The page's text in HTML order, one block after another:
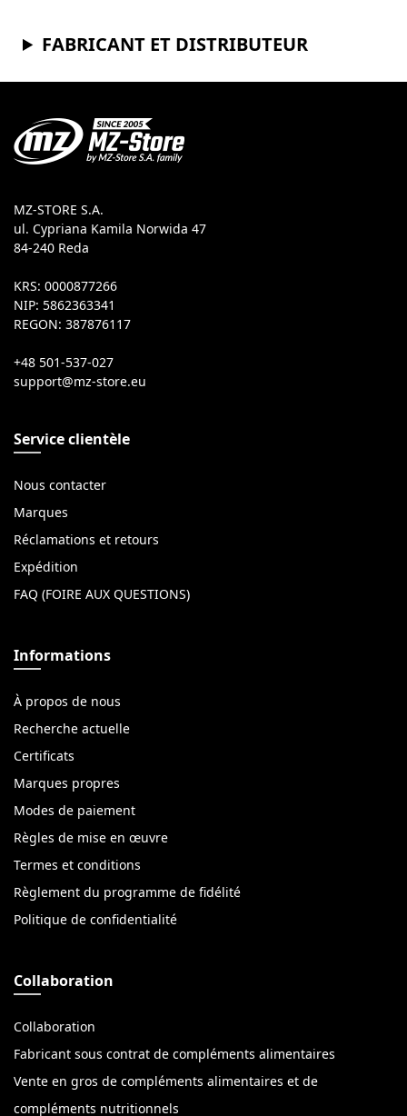
FABRICANT ET DISTRIBUTEUR
MZ-STORE S.A.
ul. Cypriana Kamila Norwida 47
84-240 Reda
KRS: 0000877266
NIP: 5862363341
REGON: 387876117
+48 501-537-027
Service clientèle
Nous contacter
Marques
Réclamations et retours
Expédition
FAQ (FOIRE AUX QUESTIONS)
Informations
À propos de nous
Recherche actuelle
Certificats
Marques propres
Modes de paiement
Règles de mise en œuvre
Termes et conditions
Règlement du programme de fidélité
Politique de confidentialité
Collaboration
Collaboration
Fabricant sous contrat de compléments alimentaires
Vente en gros de compléments alimentaires et de
compléments nutritionnels